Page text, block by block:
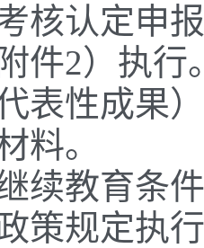
认定申报
件2）执
表性成果
料。
教育条件
策规定执